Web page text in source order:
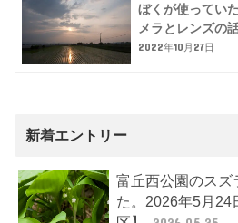
ぼくが使ってい
メラとレンズの話
2022年10月27日
新着エントリー
富丘西公園のスズ
た。2026年5月24